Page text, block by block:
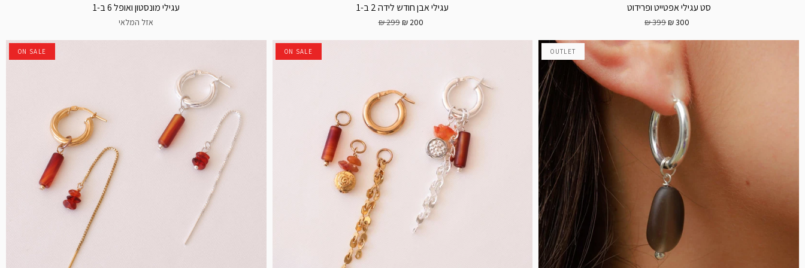
סט עגילי אפטייט ופרידוט
300 ₪
399 ₪
עגילי אבן חודש לידה 2 ב-1
200 ₪
299 ₪
עגילי מונסטון ואופל 6 ב-1
אזל המלאי
OUTLET
ON SALE
ON SALE